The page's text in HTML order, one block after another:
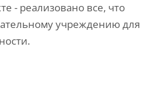
- реализовано все, что
учреждению для